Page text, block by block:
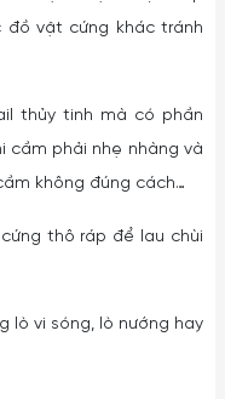
đồ vật cứng khác tránh
thủy tinh mà có phần
cầm phải nhẹ nhàng và
không đúng cách…
thô ráp để lau chùi
lò vi sóng, lò nướng hay